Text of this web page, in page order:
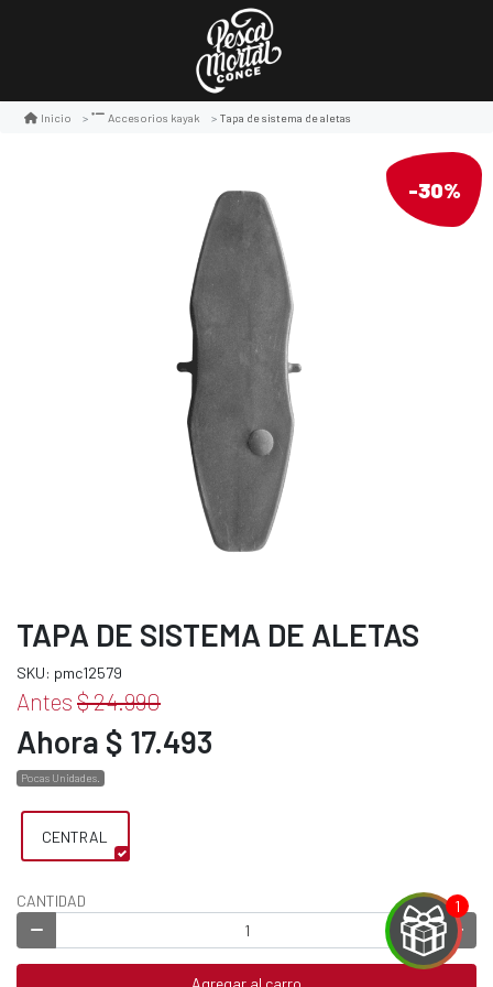
Inicio Accesorios kayak Tapa de sistema de aletas
-30%
TAPA DE SISTEMA DE ALETAS
SKU: pmc12579
Antes $ 24.990
Ahora $ 17.493
Pocas Unidades.
CENTRAL
CANTIDAD
Agregar al carro